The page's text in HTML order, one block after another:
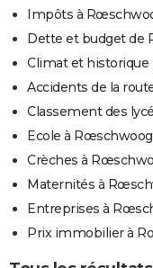
Impôts à
Dette et budget de
Climat et
Accidents de la
Classement des
Ecole à Rœschwoog
Crèches à
Maternités à
Entreprises à
Prix immobilier à